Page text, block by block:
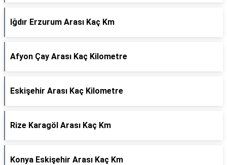
Iğdır Erzurum Arası Kaç Km
Afyon Çay Arası Kaç Kilometre
Eskişehir Arası Kaç Kilometre
Rize Karagöl Arası Kaç Km
Konya Eskişehir Arası Kaç Km